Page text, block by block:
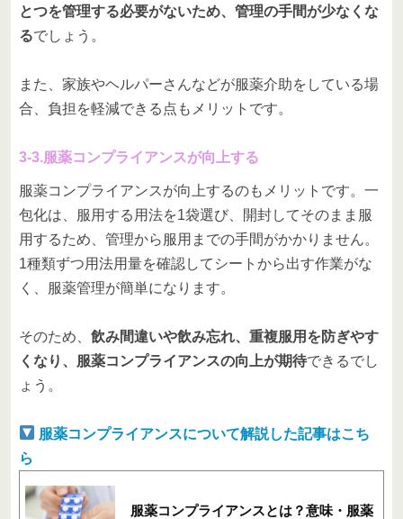
とつを管理する必要がないため、管理の手間が少なくな
るでしょう。
また、家族やヘルパーさんなどが服薬介助をしている場
合、負担を軽減できる点もメリットです。
3-3.服薬コンプライアンスが向上する
服薬コンプライアンスが向上するのもメリットです。一
包化は、服用する用法を1袋選び、開封してそのまま服
用するため、管理から服用までの手間がかかりません。
1種類ずつ用法用量を確認してシートから出す作業がな
く、服薬管理が簡単になります。
そのため、 飲み間違いや飲み忘れ、重複服用を防ぎやす
くなり、服薬コンプライアンスの向上が期待できるでし
ょう。
服薬コンプライアンスについて解説した記事はこち
ら
服薬コンプライアンスとは？意味・服薬